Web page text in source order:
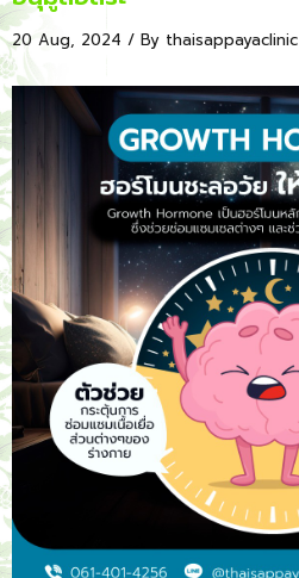
โปรโมชั่น
Wellness & แพทย์ทางเลือก
กิจกรรม
บทความ
ติดต่อ/จองคิว
20 Aug, 2024 / By thaisappayaclinic